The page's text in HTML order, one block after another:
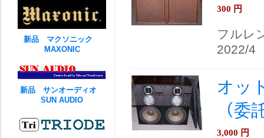
300 円
フルレ
2022/4
オッ
（委
3,000 円
新品 マクソニック
MAXONIC
新品 サンオーディオ
SUN AUDIO